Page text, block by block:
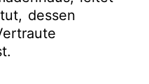
dessen